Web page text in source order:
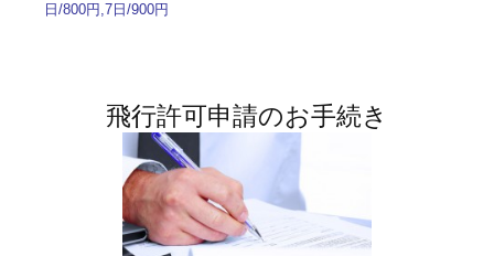
日/800円,7日/900円
飛行許可申請のお手続き